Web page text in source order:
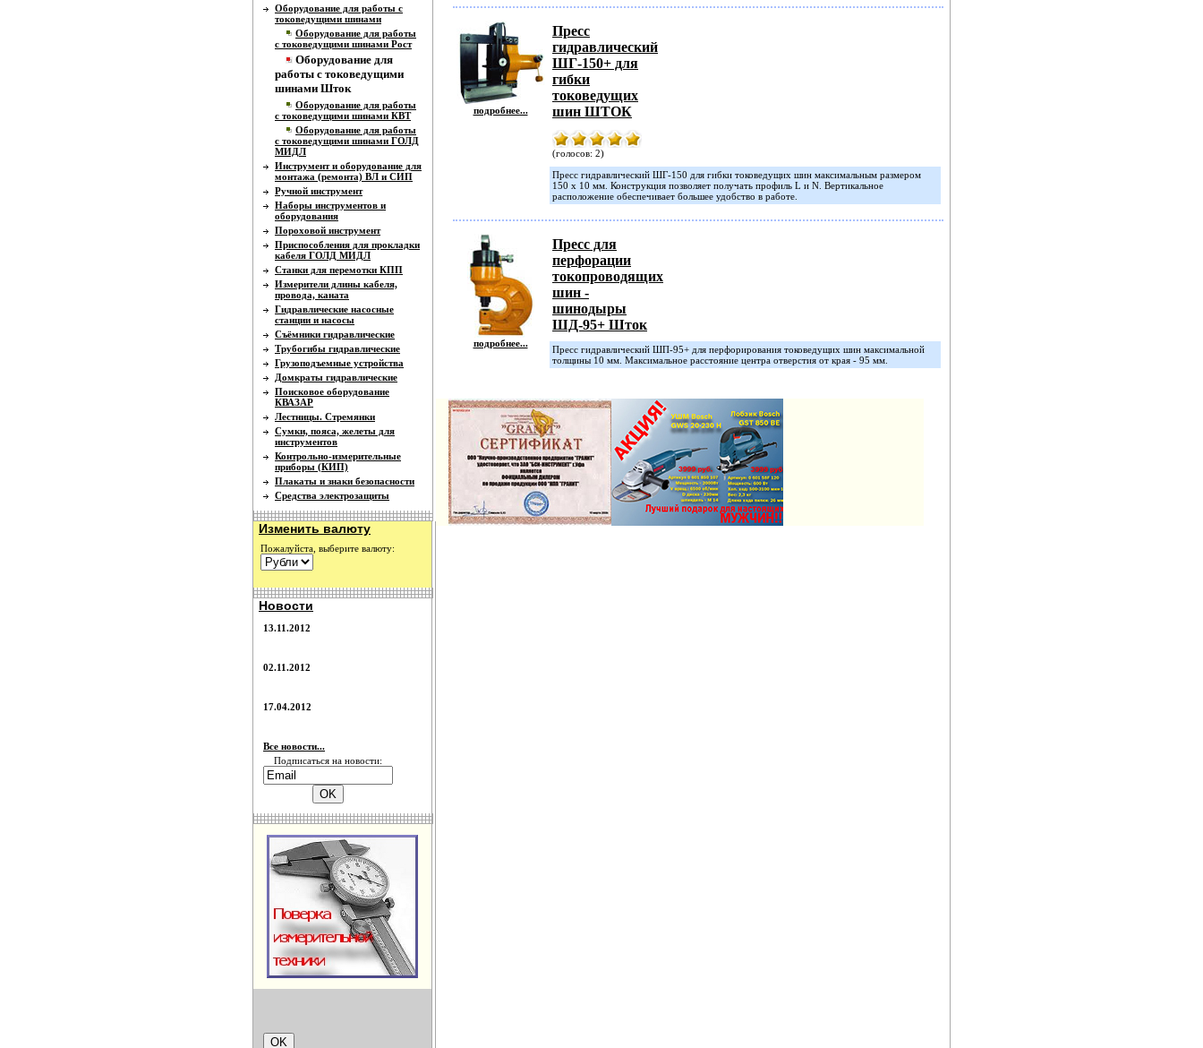
Оборудование для работы с
токоведущими шинами
Оборудование для работы
с токоведущими шинами Рост
Оборудование для
работы с токоведущими
шинами Шток
Оборудование для работы
с токоведущими шинами КВТ
Оборудование для работы
с токоведущими шинами ГОЛД
МИДЛ
Инструмент и оборудование для
монтажа (ремонта) ВЛ и СИП
Ручной инструмент
Наборы инструментов и
оборудования
Пороховой инструмент
Приспособления для прокладки
кабеля ГОЛД МИДЛ
Станки для перемотки КПП
Измерители длины кабеля,
провода, каната
Гидравлические насосные
станции и насосы
Съёмники гидравлические
Трубогибы гидравлические
Грузоподъемные устройства
Домкраты гидравлические
Поисковое оборудование
КВАЗАР
Лестницы. Стремянки
Сумки, пояса, желеты для
инструментов
Контрольно-измерительные
приборы (КИП)
Плакаты и знаки безопасности
Средства электрозащиты
Изменить валюту
Пожалуйста, выберите валюту:
Новости
13.11.2012
02.11.2012
17.04.2012
Все новости...
Подписаться на новости:
подробнее...
Пресс
гидравлический
ШГ-150+ для
гибки
токоведущих
шин ШТОК
(голосов: 2)
Пресс гидравлический ШГ-150 для гибки токоведущих шин максимальным размером
150 х 10 мм. Конструкция позволяет получать профиль L и N. Вертикальное
расположение обеспечивает большее удобство в работе.
подробнее...
Пресс для
перфорации
токопроводящих
шин -
шинодыры
ШД-95+ Шток
Пресс гидравлический ШП-95+ для перфорирования токоведущих шин максимальной
толщины 10 мм. Максимальное расстояние центра отверстия от края - 95 мм.